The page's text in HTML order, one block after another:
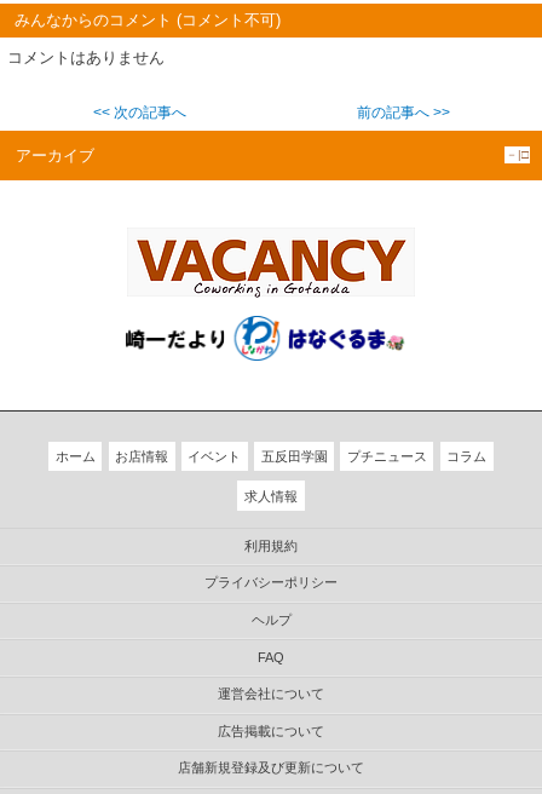
みんなからのコメント (コメント不可)
コメントはありません
<< 次の記事へ 前の記事へ >>
アーカイブ －|□
ホーム お店情報 イベント 五反田学園 プチニュース コラム
求人情報
利用規約
プライバシーポリシー
ヘルプ
FAQ
運営会社について
広告掲載について
店舗新規登録及び更新について